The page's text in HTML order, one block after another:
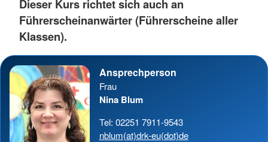
Dieser Kurs richtet sich auch an
Führerscheinanwärter (Führerscheine aller
Klassen).
Ansprechperson
Frau
Nina Blum
Tel: 02251 7911-9543
nblum(at)drk-eu(dot)de